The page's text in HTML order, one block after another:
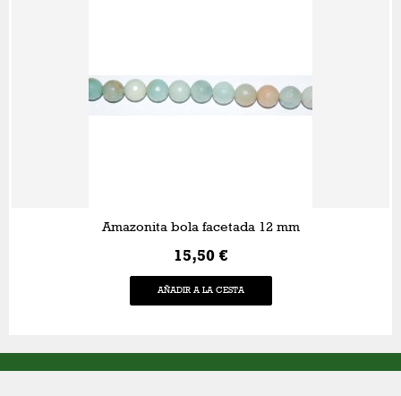
Amazonita bola facetada 12 mm
15,50 €
AÑADIR A LA CESTA